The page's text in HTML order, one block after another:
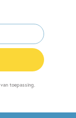
van toepassing.